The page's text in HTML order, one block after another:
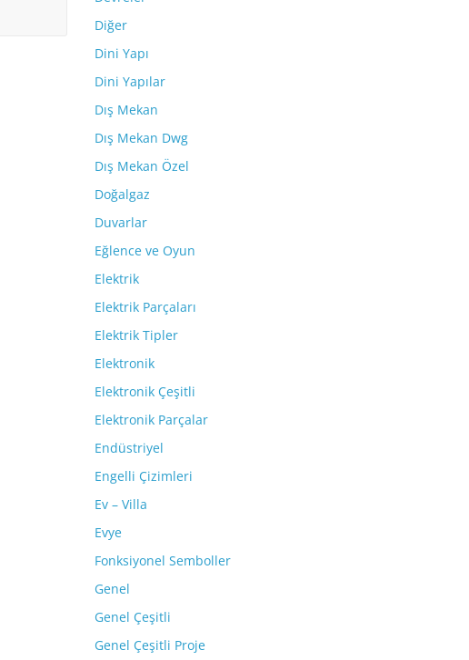
Diğer
Dini Yapı
Dini Yapılar
Dış Mekan
Dış Mekan Dwg
Dış Mekan Özel
Doğalgaz
Duvarlar
Eğlence ve Oyun
Elektrik
Elektrik Parçaları
Elektrik Tipler
Elektronik
Elektronik Çeşitli
Elektronik Parçalar
Endüstriyel
Engelli Çizimleri
Ev – Villa
Evye
Fonksiyonel Semboller
Genel
Genel Çeşitli
Genel Çeşitli Proje